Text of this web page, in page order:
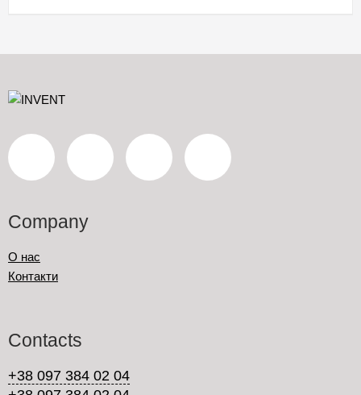
Company
О нас
Контакти
Contacts
+38 097 384 02 04